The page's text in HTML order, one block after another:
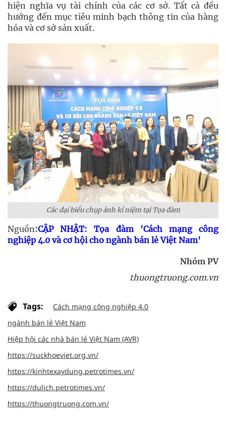
hiện nghĩa vụ tài chính của các cơ sở. Tất cả đều
hướng đến mục tiêu minh bạch thông tin của hàng
hóa và cơ sở sản xuất.
Các đại biểu chụp ảnh kỉ niệm tại Tọa đàm
Nguồn:CẬP NHẬT: Tọa đàm 'Cách mạng công
nghiệp 4.0 và cơ hội cho ngành bán lẻ Việt Nam'
Nhóm PV
thuongtruong.com.vn
Tags:
Cách mạng công nghiệp 4.0
ngành bán lẻ Việt Nam
Hiệp hội các nhà bán lẻ Việt Nam (AVR)
https://suckhoeviet.org.vn/
https://kinhtexaydung.petrotimes.vn/
https://dulich.petrotimes.vn/
https://thuongtruong.com.vn/